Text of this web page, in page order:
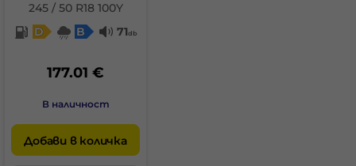
245 / 50 R18 100Y
D
B 71db
177.01 €
В наличност
Добави в количка